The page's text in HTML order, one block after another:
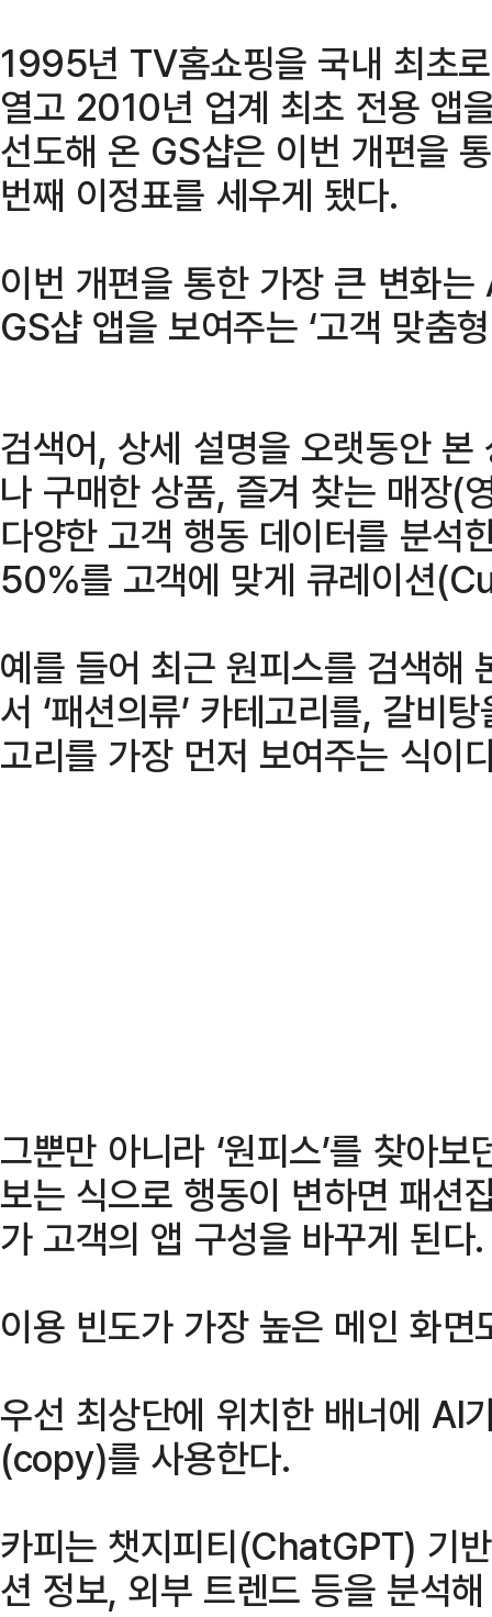
1995년 TV홈쇼핑을 국내 최초
열고 2010년 업계 최초 전용 앱
선도해 온 GS샵은 이번 개편을
번째 이정표를 세우게 됐다.
이번 개편을 통한 가장 큰 변화
GS샵 앱을 보여주는 ‘고객 맞춤
검색어, 상세 설명을 오랫동안
나 구매한 상품, 즐겨 찾는 매장(
다양한 고객 행동 데이터를 분석
50%를 고객에 맞게 큐레이션
예를 들어 최근 원피스를 검색해
서 ‘패션의류’ 카테고리를, 갈비
고리를 가장 먼저 보여주는 식이
그뿐만 아니라 ‘원피스’를 찾아보
보는 식으로 행동이 변하면 패션
가 고객의 앱 구성을 바꾸게 된다.
이용 빈도가 가장 높은 메인 화면
우선 최상단에 위치한 배너에 AI
(copy)를 사용한다.
카피는 챗지피티(ChatGPT) 기
션 정보, 외부 트렌드 등을 분석